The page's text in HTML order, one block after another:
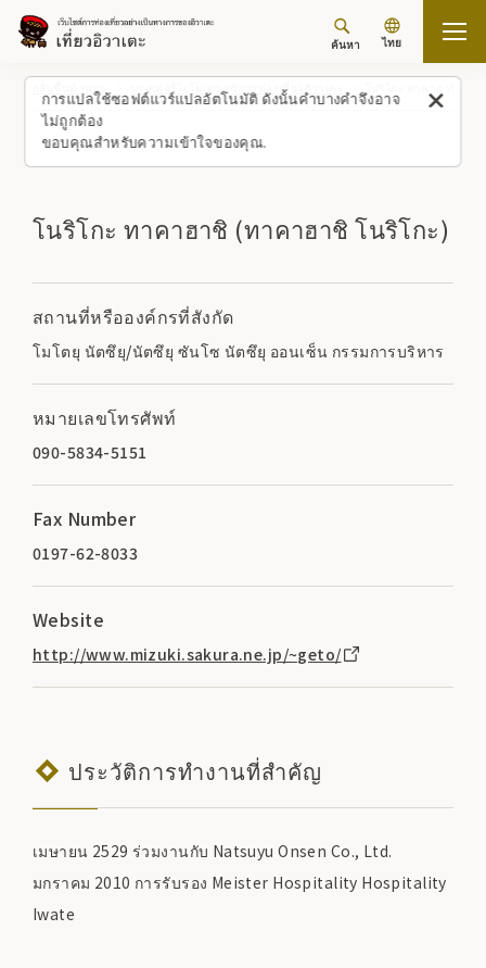
การแปลใช้ซอฟต์แวร์แปลอัตโนมัติ ดังนั้นคำบางคำจึงอาจ
ไม่ถูกต้อง
ขอบคุณสำหรับความเข้าใจของคุณ.
ค้นหา ไทย
กลับขึ้นด้านบน มาสเตอร์โอโมเตนาชิการท่องเที่ยวอิวาเตะ
โนริโกะ ทาคาฮาชิ (ทาคาฮาชิ โนริโกะ)
สถานที่หรือองค์กรที่สังกัด
โมโตยุ นัตซึยุ/นัตซึยุ ซันโซ นัตซึยุ ออนเซ็น กรรมการบริหาร
หมายเลขโทรศัพท์
090-5834-5151
Fax Number
0197-62-8033
Website
http://www.mizuki.sakura.ne.jp/~geto/
ประวัติการทำงานที่สำคัญ
เมษายน 2529 ร่วมงานกับ Natsuyu Onsen Co., Ltd.
มกราคม 2010 การรับรอง Meister Hospitality Hospitality
Iwate